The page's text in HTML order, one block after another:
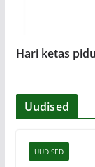
Hari ketas
Uudised
UUDISED